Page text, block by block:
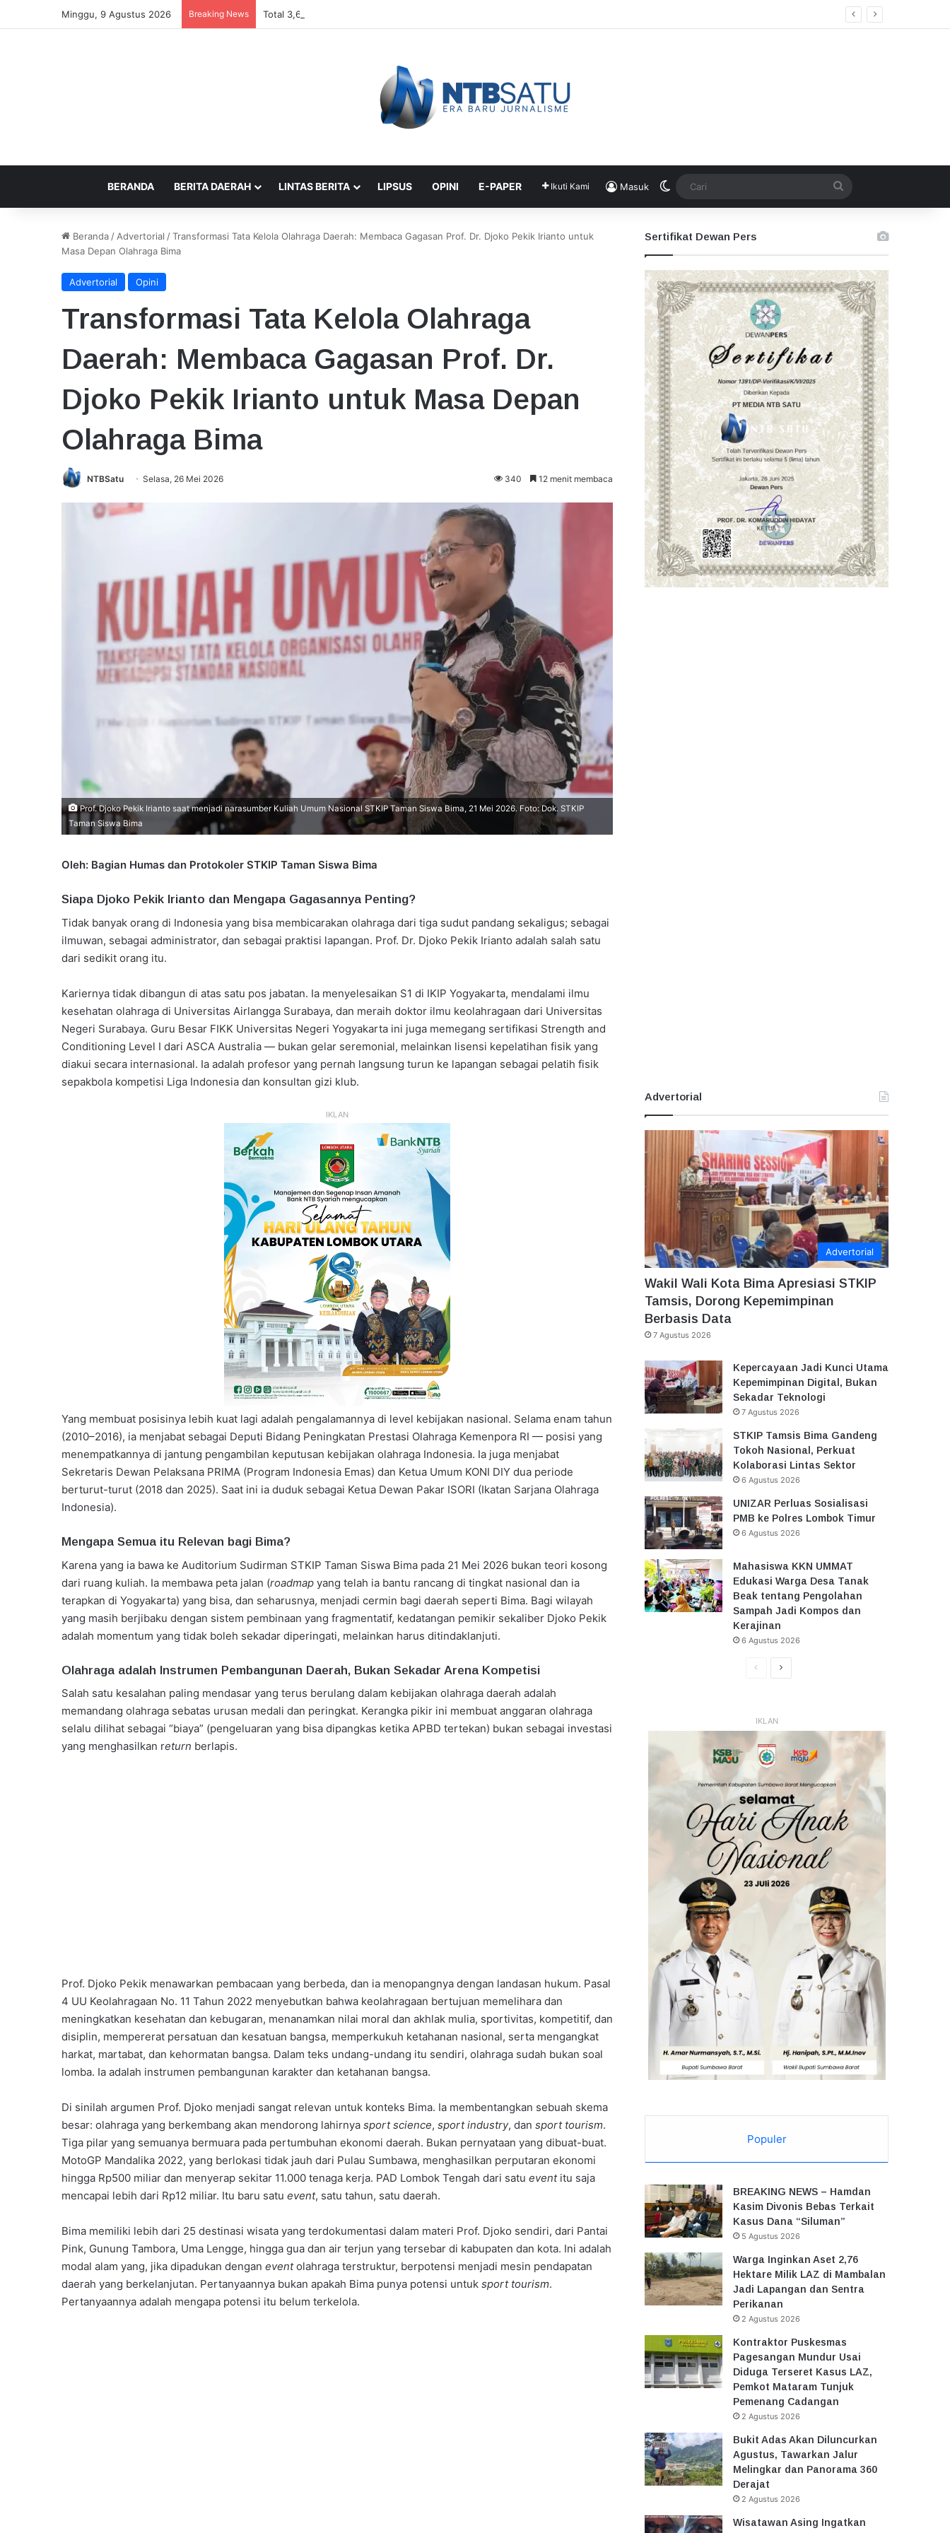
Minggu, 9 Agustus 2026 Breaking News Total 3,6 Miliar Bonus Atlet, Bupati Amar Pastikan Cair Agustus ini
BERANDA BERITA DAERAH LINTAS BERITA LIPSUS OPINI E-PAPER Ikuti Kami Masuk Switch skin
Beranda / Advertorial /Transformasi Tata Kelola Olahraga Daerah: Membaca Gagasan Prof. Dr. Djoko Pekik Irianto untuk
Masa Depan Olahraga Bima
Advertorial Opini
Transformasi Tata Kelola Olahraga
Daerah: Membaca Gagasan Prof. Dr.
Djoko Pekik Irianto untuk Masa Depan
Olahraga Bima
NTBSatu Selasa, 26 Mei 2026 340 12 menit membaca
Prof. Djoko Pekik Irianto saat menjadi narasumber Kuliah Umum Nasional STKIP Taman Siswa Bima, 21 Mei 2026. Foto: Dok. STKIP
Taman Siswa Bima
Oleh: Bagian Humas dan Protokoler STKIP Taman Siswa Bima
Siapa Djoko Pekik Irianto dan Mengapa Gagasannya Penting?
Tidak banyak orang di Indonesia yang bisa membicarakan olahraga dari tiga sudut pandang sekaligus; sebagai
ilmuwan, sebagai administrator, dan sebagai praktisi lapangan. Prof. Dr. Djoko Pekik Irianto adalah salah satu
dari sedikit orang itu.
Kariernya tidak dibangun di atas satu pos jabatan. Ia menyelesaikan S1 di IKIP Yogyakarta, mendalami ilmu
kesehatan olahraga di Universitas Airlangga Surabaya, dan meraih doktor ilmu keolahragaan dari Universitas
Negeri Surabaya. Guru Besar FIKK Universitas Negeri Yogyakarta ini juga memegang sertifikasi Strength and
Conditioning Level I dari ASCA Australia — bukan gelar seremonial, melainkan lisensi kepelatihan fisik yang
diakui secara internasional. Ia adalah profesor yang pernah langsung turun ke lapangan sebagai pelatih fisik
sepakbola kompetisi Liga Indonesia dan konsultan gizi klub.
IKLAN
Yang membuat posisinya lebih kuat lagi adalah pengalamannya di level kebijakan nasional. Selama enam tahun
(2010–2016), ia menjabat sebagai Deputi Bidang Peningkatan Prestasi Olahraga Kemenpora RI — posisi yang
menempatkannya di jantung pengambilan keputusan kebijakan olahraga Indonesia. Ia juga menjabat
Sekretaris Dewan Pelaksana PRIMA (Program Indonesia Emas) dan Ketua Umum KONI DIY dua periode
berturut-turut (2018 dan 2025). Saat ini ia duduk sebagai Ketua Dewan Pakar ISORI (Ikatan Sarjana Olahraga
Indonesia).
Mengapa Semua itu Relevan bagi Bima?
Karena yang ia bawa ke Auditorium Sudirman STKIP Taman Siswa Bima pada 21 Mei 2026 bukan teori kosong
dari ruang kuliah. Ia membawa peta jalan (roadmap yang telah ia bantu rancang di tingkat nasional dan ia
terapkan di Yogyakarta) yang bisa, dan seharusnya, menjadi cermin bagi daerah seperti Bima. Bagi wilayah
yang masih berjibaku dengan sistem pembinaan yang fragmentatif, kedatangan pemikir sekaliber Djoko Pekik
adalah momentum yang tidak boleh sekadar diperingati, melainkan harus ditindaklanjuti.
Olahraga adalah Instrumen Pembangunan Daerah, Bukan Sekadar Arena Kompetisi
Salah satu kesalahan paling mendasar yang terus berulang dalam kebijakan olahraga daerah adalah
memandang olahraga sebatas urusan medali dan peringkat. Kerangka pikir ini membuat anggaran olahraga
selalu dilihat sebagai “biaya” (pengeluaran yang bisa dipangkas ketika APBD tertekan) bukan sebagai investasi
yang menghasilkan return berlapis.
Prof. Djoko Pekik menawarkan pembacaan yang berbeda, dan ia menopangnya dengan landasan hukum. Pasal
4 UU Keolahragaan No. 11 Tahun 2022 menyebutkan bahwa keolahragaan bertujuan memelihara dan
meningkatkan kesehatan dan kebugaran, menanamkan nilai moral dan akhlak mulia, sportivitas, kompetitif, dan
disiplin, mempererat persatuan dan kesatuan bangsa, memperkukuh ketahanan nasional, serta mengangkat
harkat, martabat, dan kehormatan bangsa. Dalam teks undang-undang itu sendiri, olahraga sudah bukan soal
lomba. Ia adalah instrumen pembangunan karakter dan ketahanan bangsa.
Di sinilah argumen Prof. Djoko menjadi sangat relevan untuk konteks Bima. Ia membentangkan sebuah skema
besar: olahraga yang berkembang akan mendorong lahirnya sport science, sport industry, dan sport tourism.
Tiga pilar yang semuanya bermuara pada pertumbuhan ekonomi daerah. Bukan pernyataan yang dibuat-buat.
MotoGP Mandalika 2022, yang berlokasi tidak jauh dari Pulau Sumbawa, menghasilkan perputaran ekonomi
hingga Rp500 miliar dan menyerap sekitar 11.000 tenaga kerja. PAD Lombok Tengah dari satu eventitu saja
mencapai lebih dari Rp12 miliar. Itu baru satu event, satu tahun, satu daerah.
Bima memiliki lebih dari 25 destinasi wisata yang terdokumentasi dalam materi Prof. Djoko sendiri, dari Pantai
Pink, Gunung Tambora, Uma Lengge, hingga gua dan air terjun yang tersebar di kabupaten dan kota. Ini adalah
modal alam yang, jika dipadukan dengan eventolahraga terstruktur, berpotensi menjadi mesin pendapatan
daerah yang berkelanjutan. Pertanyaannya bukan apakah Bima punya potensi untuk sport tourism.
Pertanyaannya adalah mengapa potensi itu belum terkelola.
Sertifikat Dewan Pers
Advertorial
Advertorial
Wakil Wali Kota Bima Apresiasi STKIP
Tamsis, Dorong Kepemimpinan
Berbasis Data
7 Agustus 2026
Kepercayaan Jadi Kunci Utama
Kepemimpinan Digital, Bukan
Sekadar Teknologi
7 Agustus 2026
STKIP Tamsis Bima Gandeng
Tokoh Nasional, Perkuat
Kolaborasi Lintas Sektor
6 Agustus 2026
UNIZAR Perluas Sosialisasi
PMB ke Polres Lombok Timur
6 Agustus 2026
Mahasiswa KKN UMMAT
Edukasi Warga Desa Tanak
Beak tentang Pengolahan
Sampah Jadi Kompos dan
Kerajinan
6 Agustus 2026
HalamanHalaman
IKLAN
Populer
BREAKING NEWS – Hamdan
Kasim Divonis Bebas Terkait
Kasus Dana “Siluman”
5 Agustus 2026
Warga Inginkan Aset 2,76
Hektare Milik LAZ di Mambalan
Jadi Lapangan dan Sentra
Perikanan
2 Agustus 2026
Kontraktor Puskesmas
Pagesangan Mundur Usai
Diduga Terseret Kasus LAZ,
Pemkot Mataram Tunjuk
Pemenang Cadangan
2 Agustus 2026
Bukit Adas Akan Diluncurkan
Agustus, Tawarkan Jalur
Melingkar dan Panorama 360
Derajat
2 Agustus 2026
Wisatawan Asing Ingatkan